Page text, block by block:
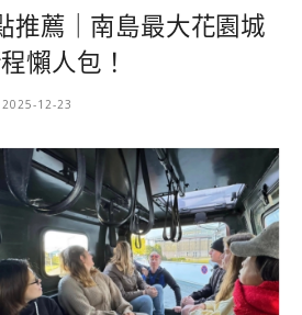
推薦｜南島最大花園城
懶人包！
2025-12-23